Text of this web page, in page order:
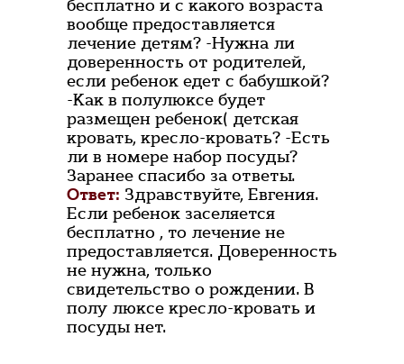
бесплатно и с какого возраста
вообще предоставляется
лечение детям? -Нужна ли
доверенность от родителей,
если ребенок едет с бабушкой?
-Как в полулюксе будет
размещен ребенок( детская
кровать, кресло-кровать? -Есть
ли в номере набор посуды?
Заранее спасибо за ответы.
Ответ: Здравствуйте, Евгения.
Если ребенок заселяется
бесплатно , то лечение не
предоставляется. Доверенность
не нужна, только
свидетельство о рождении. В
полу люксе кресло-кровать и
посуды нет.